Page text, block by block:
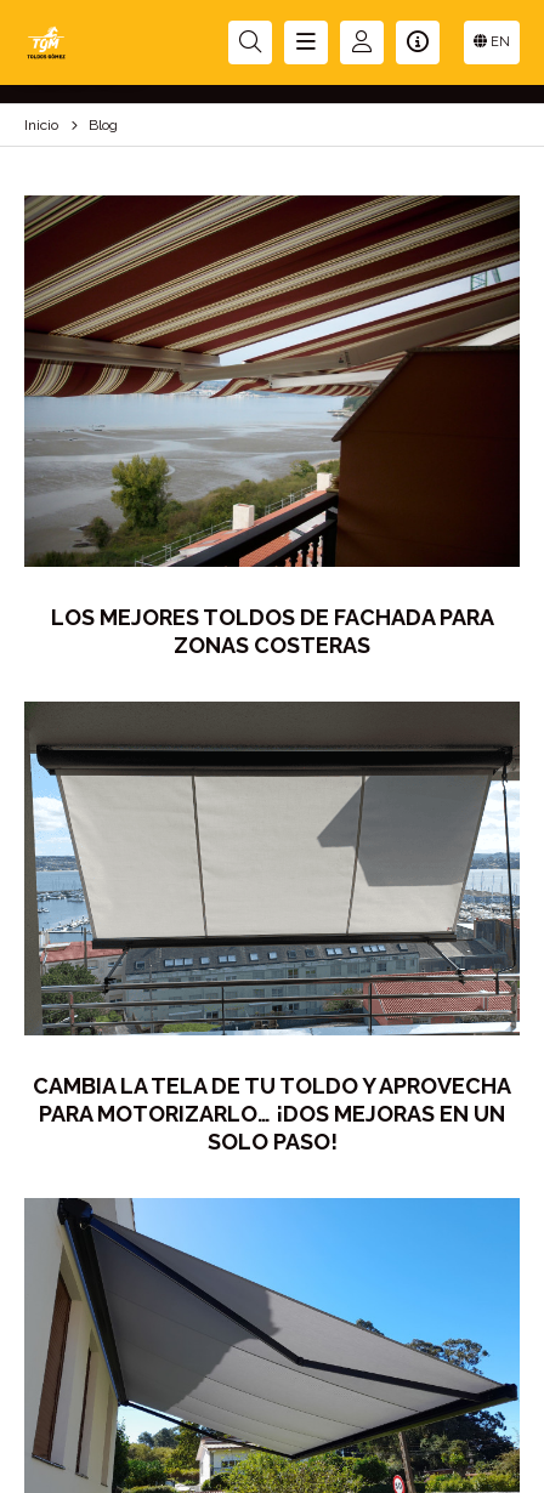
EN
BLOG
Inicio Blog
LOS MEJORES TOLDOS DE FACHADA PARA
ZONAS COSTERAS
CAMBIA LA TELA DE TU TOLDO Y APROVECHA
PARA MOTORIZARLO… ¡DOS MEJORAS EN UN
SOLO PASO!